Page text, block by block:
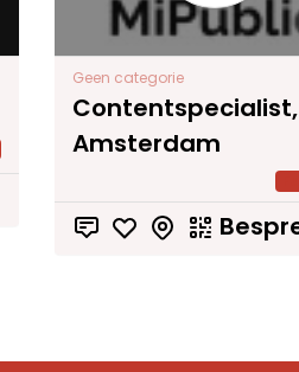
Geen categorie
Contentspecialist,
Amsterdam